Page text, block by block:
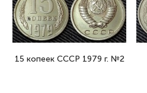
15 копеек СССР 1979 г. №2